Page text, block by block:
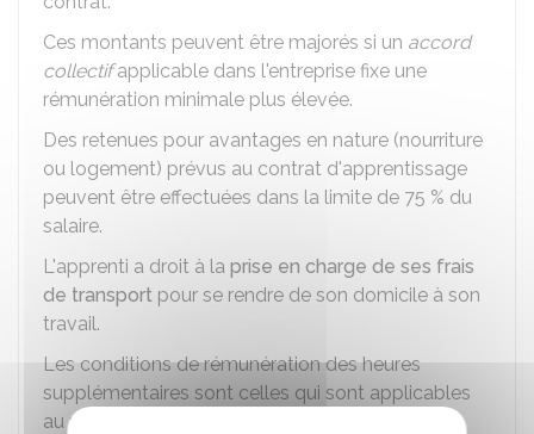
Ces montants peuvent être majorés si un accord
collectifapplicable dans l'entreprise fixe une
rémunération minimale plus élevée.
Des retenues pour avantages en nature (nourriture
ou logement) prévus au contrat d'apprentissage
peuvent être effectuées dans la limite de 75 % du
salaire.
L'apprenti a droit à la prise en charge de ses frais
de transport pour se rendre de son domicile à son
travail.
Les conditions de rémunération des heures
supplémentaires sont celles qui sont applicables
au personnel de l'entreprise concernée.